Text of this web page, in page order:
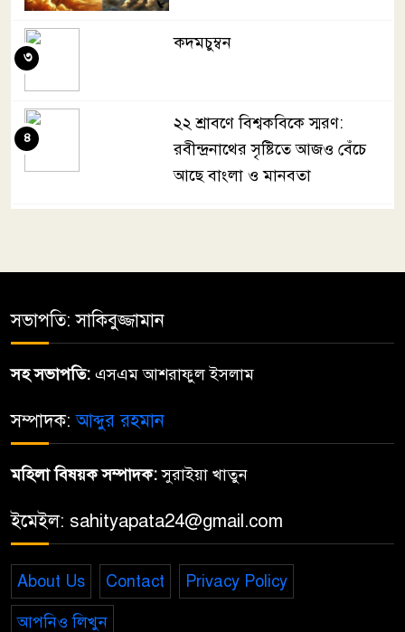
কদমচুম্বন
৩
২২ শ্রাবণে বিশ্বকবিকে স্মরণ:
রবীন্দ্রনাথের সৃষ্টিতে আজও বেঁচে
আছে বাংলা ও মানবতা
৪
৬
মেহেরপুরে যুবদল ও ছাত্রদলের
পালিত
তোমারই কথা কয়
৯
সভাপতি: সাকিবুজ্জামান
সহ সভাপতি: এসএম আশরাফুল ইসলাম
সম্পাদক:আব্দুর রহমান
মহিলা বিষয়ক সম্পাদক:সুরাইয়া খাতুন
ইমেইল: sahityapata24@gmail.com
About Us Contact Privacy Policy
আপনিও লিখুন